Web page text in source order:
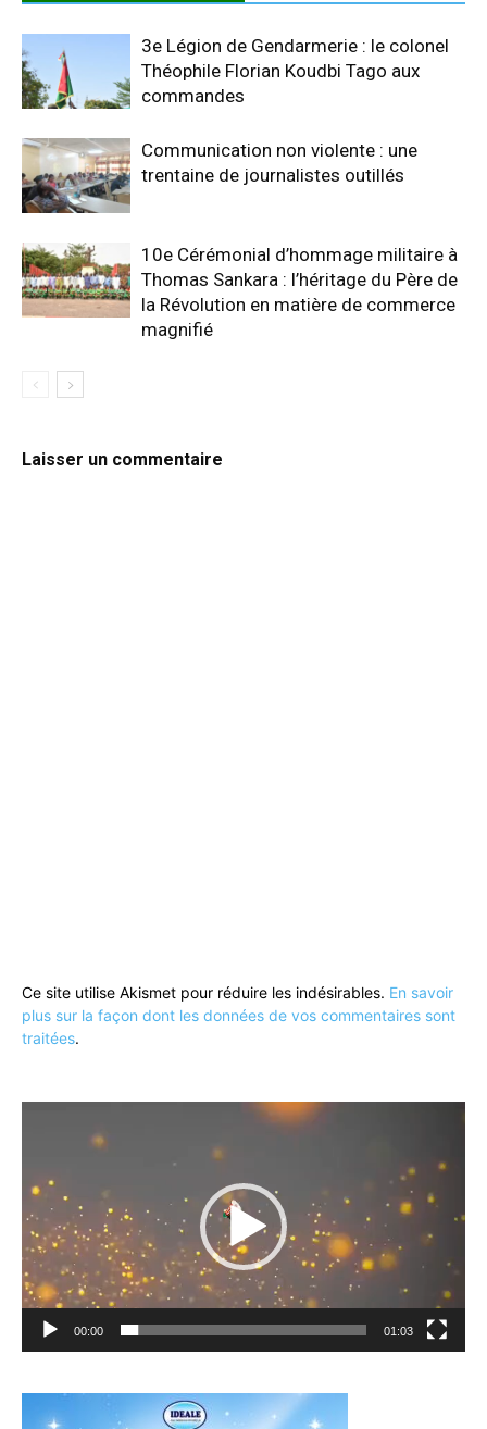
3e Légion de Gendarmerie : le colonel
Théophile Florian Koudbi Tago aux
commandes
Communication non violente : une
trentaine de journalistes outillés
10e Cérémonial d’hommage militaire à
Thomas Sankara : l’héritage du Père de
la Révolution en matière de commerce
magnifié
Laisser un commentaire
Ce site utilise Akismet pour réduire les indésirables. En savoir
plus sur la façon dont les données de vos commentaires sont
traitées.
00:00 01:03